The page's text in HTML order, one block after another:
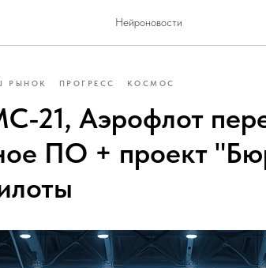
Нейроновости
РЫНОК ПРОГРЕСС КОСМОС
21, Аэрофлот
ПО + проект